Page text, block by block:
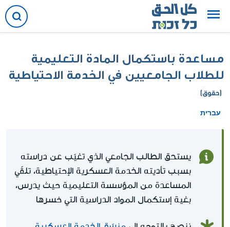
مساعدة باستكمال المادة التعليمية
للطلاب الجامعيين في الخدمة الاحتياطية
(حقوق)
עברית
يستحق الطالب الجامعي الذي تغيّب عن دراسته
بسبب تأديته الخدمة العسكرية الإحتياطية، تلقّي
المساعدة من المؤسسة التعليمية حيث يدرس،
بغية إستكمال المواد الدراسية التي خسرها